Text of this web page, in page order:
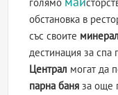
голямо
обстановка в
със своите
дестинация за спа
Централ могат да
парна баня за още